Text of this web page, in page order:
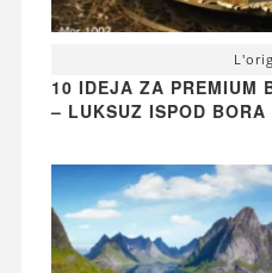
10 IDEJA ZA PREMIUM
– LUKSUZ ISPOD BORA